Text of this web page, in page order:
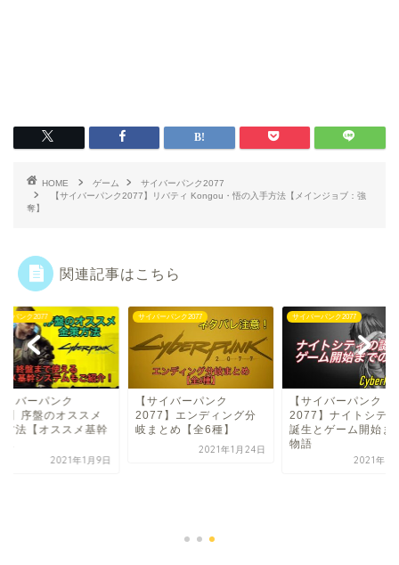
HOME ゲーム
サイバーパンク2077
【サイバーパンク2077】リバティ Kongou・悟の入手方法【メインジョブ：強
奪】
関連記事はこちら
ーパンク2077
イバーパンク
】序盤のオススメ
方法【オススメ基幹
2021年1月9日
サイバーパンク2077
【サイバーパンク
2077】エンディング分
岐まとめ【全6種】
2021年1月24日
サイバーパンク2077
【サイバーパンク
2077】ナイトシテ
誕生とゲーム開始ま
物語
2021年1